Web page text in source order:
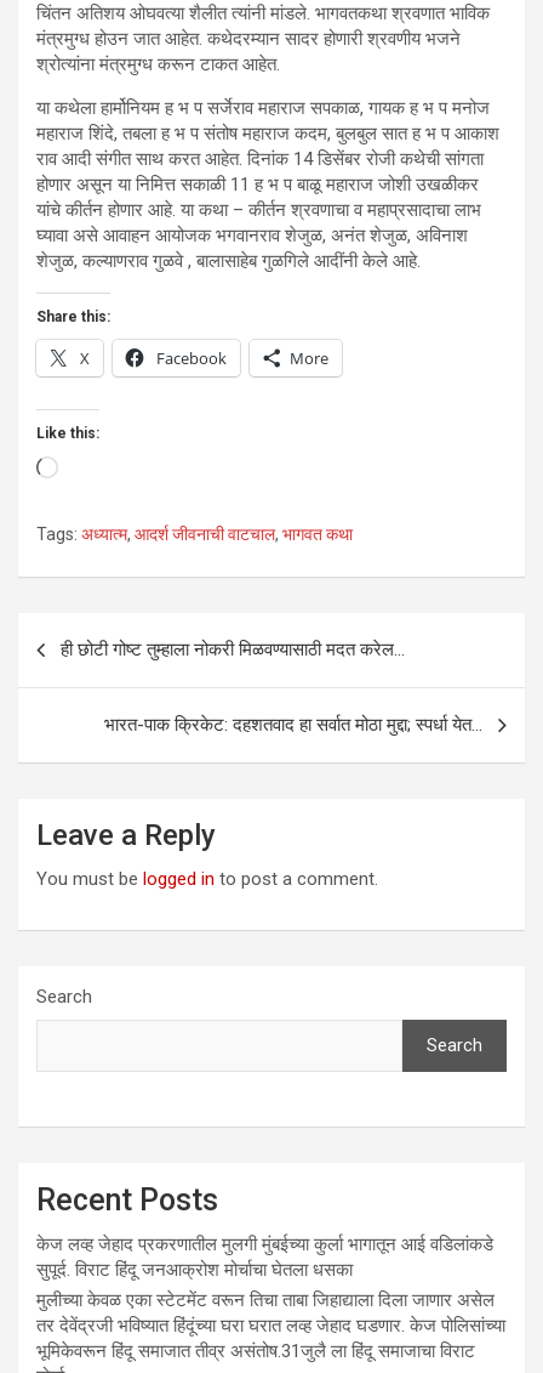
चिंतन अतिशय ओघवत्या शैलीत त्यांनी मांडले. भागवतकथा श्रवणात भाविक
मंत्रमुग्ध होउन जात आहेत. कथेदरम्यान सादर होणारी श्रवणीय भजने
श्रोत्यांना मंत्रमुग्ध करून टाकत आहेत.
या कथेला हार्मोनियम ह भ प सर्जेराव महाराज सपकाळ, गायक ह भ प मनोज
महाराज शिंदे, तबला ह भ प संतोष महाराज कदम, बुलबुल सात ह भ प आकाश
राव आदी संगीत साथ करत आहेत. दिनांक 14 डिसेंबर रोजी कथेची सांगता
होणार असून या निमित्त सकाळी 11 ह भ प बाळू महाराज जोशी उखळीकर
यांचे कीर्तन होणार आहे. या कथा – कीर्तन श्रवणाचा व महाप्रसादाचा लाभ
घ्यावा असे आवाहन आयोजक भगवानराव शेजुळ, अनंत शेजुळ, अविनाश
शेजुळ, कल्याणराव गुळवे , बालासाहेब गुळगिले आदींनी केले आहे.
Share this:
X Facebook More
Like this:
Loading…
Tags: अध्यात्म, आदर्श जीवनाची वाटचाल, भागवत कथा
Post
navigation
ही छोटी गोष्ट तुम्हाला नोकरी मिळवण्यासाठी मदत करेल…
भारत-पाक क्रिकेट: दहशतवाद हा सर्वात मोठा मुद्दा; स्पर्धा येत…
Leave a Reply
You must be logged in to post a comment.
Search
Search
Recent Posts
केज लव्ह जेहाद प्रकरणातील मुलगी मुंबईच्या कुर्ला भागातून आई वडिलांकडे
सुपूर्द. विराट हिंदू जनआक्रोश मोर्चाचा घेतला धसका
मुलीच्या केवळ एका स्टेटमेंट वरून तिचा ताबा जिहाद्याला दिला जाणार असेल
तर देवेंद्रजी भविष्यात हिंदूंच्या घरा घरात लव्ह जेहाद घडणार. केज पोलिसांच्या
भूमिकेवरून हिंदू समाजात तीव्र असंतोष.31जुलै ला हिंदू समाजाचा विराट